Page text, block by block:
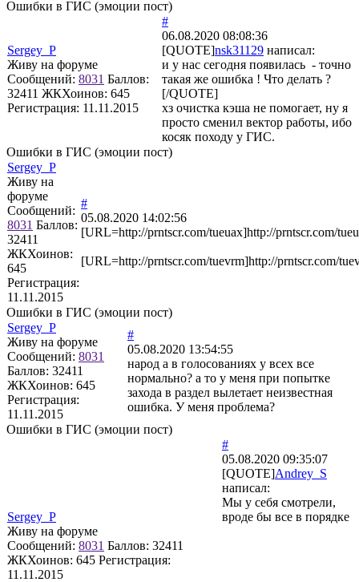
Ошибки в ГИС (эмоции пост)
Sergey_P
Живу на форуме
Сообщений: 8031 Баллов:
32411 ЖКХоинов: 645
Регистрация: 11.11.2015
#
06.08.2020 08:08:36
[QUOTE]nsk31129 написал:
и у нас сегодня появилась - точно
такая же ошибка ! Что делать ?
[/QUOTE]
хз очистка кэша не помогает, ну я
просто сменил вектор работы, ибо
косяк походу у ГИС.
Ошибки в ГИС (эмоции пост)
Sergey_P
Живу на
форуме
Сообщений:
8031 Баллов:
32411
ЖКХоинов:
645
Регистрация:
11.11.2015
#
05.08.2020 14:02:56
[URL=http://prntscr.com/tueuax]http://prntscr.com/
[URL=http://prntscr.com/tuevrm]http://prntscr.com/
Ошибки в ГИС (эмоции пост)
Sergey_P
Живу на форуме
Сообщений: 8031
Баллов: 32411
ЖКХоинов: 645
Регистрация:
11.11.2015
#
05.08.2020 13:54:55
народ а в голосованиях у всех все
нормально? а то у меня при попытке
захода в раздел вылетает неизвестная
ошибка. У меня проблема?
Ошибки в ГИС (эмоции пост)
Sergey_P
Живу на форуме
Сообщений: 8031 Баллов: 32411
ЖКХоинов: 645 Регистрация:
11.11.2015
#
05.08.2020 09:35:07
[QUOTE]Andrey_S
написал:
Мы у себя смотрели,
вроде бы все в порядке